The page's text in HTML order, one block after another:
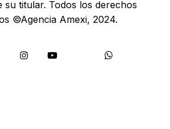
su titular. Todos los derechos
©Agencia Amexi, 2024.